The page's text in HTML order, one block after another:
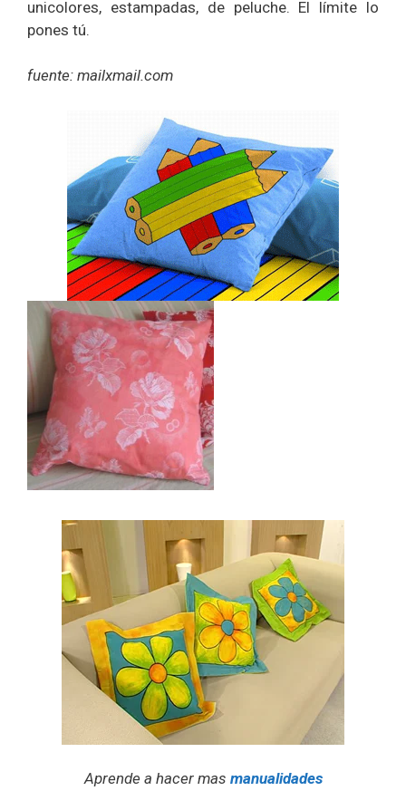
unicolores, estampadas, de peluche. El límite lo
pones tú.
fuente: mailxmail.com
Aprende a hacer mas manualidades